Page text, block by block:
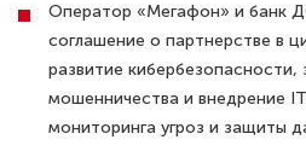
Оператор «Мегафон» и банк
соглашение о партнерстве в
развитие кибербезопасности,
мошенничества и внедрение
мониторинга угроз и защиты